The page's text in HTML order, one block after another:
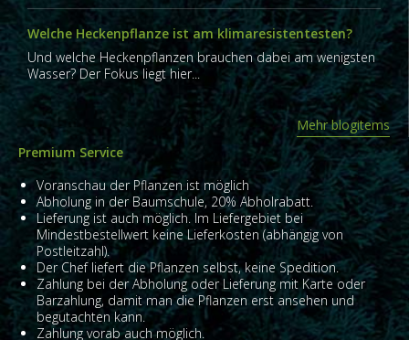
Welche Heckenpflanze ist am klimaresistentesten?
Und welche Heckenpflanzen brauchen dabei am wenigsten
Wasser? Der Fokus liegt hier...
Mehr blogitems
Premium Service
Voranschau der Pflanzen ist möglich
Abholung in der Baumschule, 20% Abholrabatt.
Lieferung ist auch möglich. Im Liefergebiet bei
Mindestbestellwert keine Lieferkosten (abhängig von
Postleitzahl).
Der Chef liefert die Pflanzen selbst, keine Spedition.
Zahlung bei der Abholung oder Lieferung mit Karte oder
Barzahlung, damit man die Pflanzen erst ansehen und
begutachten kann.
Zahlung vorab auch möglich.